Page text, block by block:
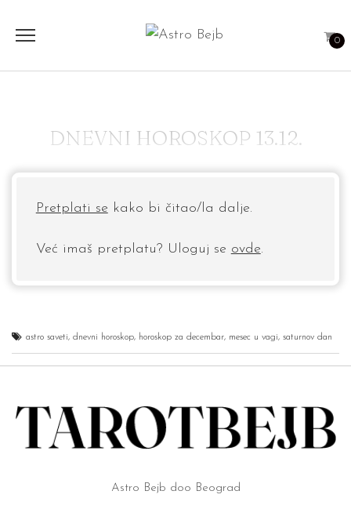
0
DNEVNI HOROSKOP 13.12.
Pretplati se kako bi čitao/la dalje.
Već imaš pretplatu? Uloguj se ovde.
astro saveti, dnevni horoskop, horoskop za decembar, mesec u vagi, saturnov dan
Astro Bejb doo Beograd